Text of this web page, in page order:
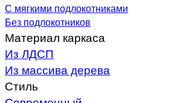
С мягкими подлокотниками
Без подлокотников
Материал каркаса
Из ЛДСП
Из массива дерева
Стиль